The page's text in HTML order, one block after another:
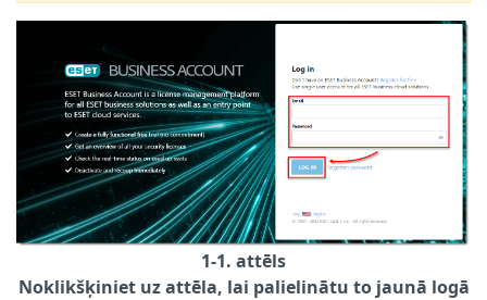
1-1. attēls
Noklikšķiniet uz attēla, lai palielinātu to jaunā logā